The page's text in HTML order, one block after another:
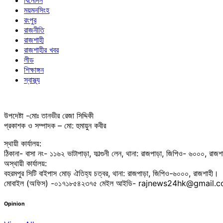
ময়মনসিংহ
রংপুর
রাজনীতি
রাজশাহী
রাজশাহীর খবর
লীড
শিক্ষাঙ্গন
স্বাস্থ্য
উপদেষ্টা -মোঃ তানভীর রেজা সিদ্দিকী
প্রকাশক ও সম্পাদক – মো: হুমায়ুন কবীর
স্থায়ী কার্যালয়:
ঠিকানা- বাসা নং- ১১৬২ ভাটাপাড়া, ফাল্গুনী লেন, থানা: রাজপাড়া, জিপিও- ৬০০০,
অস্থায়ী কার্যালয়:
বহরমপুর সিটি বাইপাস মোড় ঐতিহ্য চত্বর, থানা: রাজপাড়া, জিপিও-৬০০০, রাজশাহী।
মোবাইল (অফিস) -০১৭১৮৫৪২৩৭৫ মেইল আইডি-
Opinion